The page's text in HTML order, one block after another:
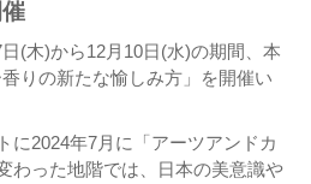
(木)から12月10日(水)の期間、本
りの新たな愉しみ方」を開催い
に2024年7月に「アーツアンドカ
わった地階では、日本の美意識や